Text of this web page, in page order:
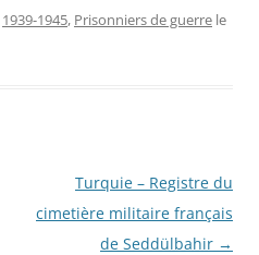
1939-1945, Prisonniers de guerre le
Turquie – Registre du
cimetière militaire français
de Seddülbahir →